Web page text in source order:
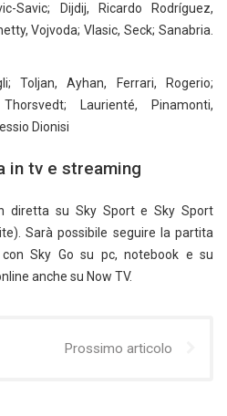
Savic; Dijdij, Ricardo Rodríguez,
Vojvoda; Vlasic, Seck; Sanabria.
Toljan, Ayhan, Ferrari, Rogerio;
Laurienté, Pinamonti,
Dionisi
in tv e streaming
diretta su Sky Sport e Sky Sport
Sarà possibile seguire la partita
Sky Go su pc, notebook e su
anche su Now TV.
Prossimo articolo